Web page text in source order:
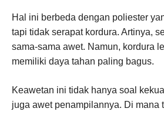
Hal ini berbeda dengan poliester
tapi tidak serapat kordura. Artinya,
sama-sama awet. Namun, kordura
memiliki daya tahan paling bagus.
Keawetan ini tidak hanya soal
juga awet penampilannya. Di mana